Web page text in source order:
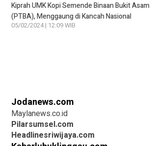
Kiprah UMK Kopi Semende Binaan Bukit Asam
(PTBA), Menggaung di Kancah Nasional
05/02/2024 | 12:09 WIB
Jodanews.com
Maylanews.co.id
Pilarsumsel.com
Headlinesriwijaya.com